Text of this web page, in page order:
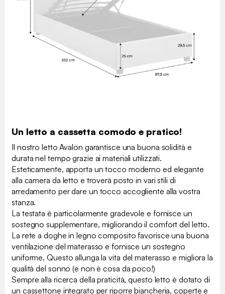
Un letto a cassetta comodo e pratico!
Il nostro letto Avalon garantisce una buona solidità e
durata nel tempo grazie ai materiali utilizzati.
Esteticamente, apporta un tocco moderno ed elegante
alla camera da letto e troverà posto in vari stili di
arredamento per dare un tocco accogliente alla vostra
stanza.
La testata è particolarmente gradevole e fornisce un
sostegno supplementare, migliorando il comfort del letto.
La rete a doghe in legno composito favorisce una buona
ventilazione del materasso e fornisce un sostegno
uniforme. Questo allunga la vita del materasso e migliora la
qualità del sonno (e non è cosa da poco!)
Sempre alla ricerca della praticità, questo letto è dotato di
un cassettone integrato per riporre biancheria, coperte e